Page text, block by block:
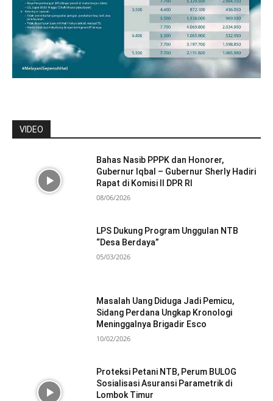
VIDEO
Bahas Nasib PPPK dan Honorer,
Gubernur Iqbal – Gubernur Sherly Hadiri
Rapat di Komisi II DPR RI
08/06/2026
LPS Dukung Program Unggulan NTB
“Desa Berdaya”
05/03/2026
Masalah Uang Diduga Jadi Pemicu,
Sidang Perdana Ungkap Kronologi
Meninggalnya Brigadir Esco
10/02/2026
Proteksi Petani NTB, Perum BULOG
Sosialisasi Asuransi Parametrik di
Lombok Timur